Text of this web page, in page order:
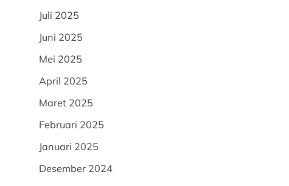
Juli 2025
Juni 2025
Mei 2025
April 2025
Maret 2025
Februari 2025
Januari 2025
Desember 2024